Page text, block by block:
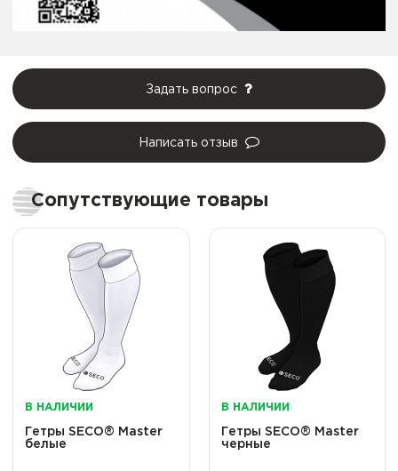
Задать вопрос
Написать отзыв
Сопутствующие товары
В НАЛИЧИИ
Гетры SECO® Master
белые
В НАЛИЧИИ
Гетры SECO® Master
черные